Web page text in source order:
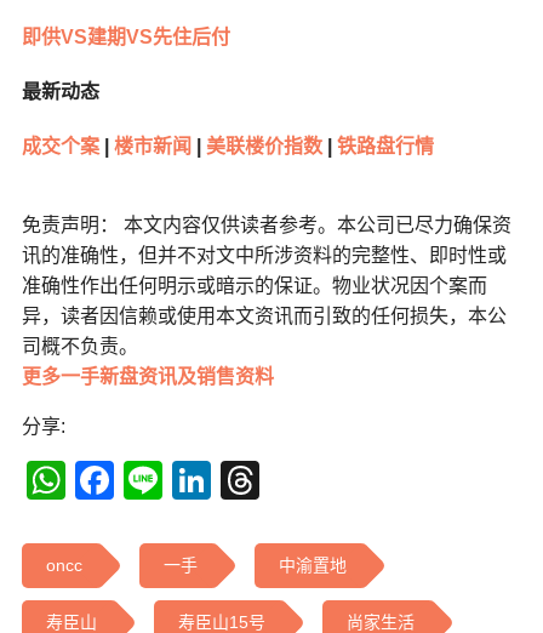
即供VS建期VS先住后付
最新动态
成交个案| 楼市新闻 美联楼价指数| 铁路盘行情
免责声明： 本文内容仅供读者参考。本公司已尽力确保资
讯的准确性，但并不对文中所涉资料的完整性、即时性或
准确性作出任何明示或暗示的保证。物业状况因个案而
异，读者因信赖或使用本文资讯而引致的任何损失，本公
司概不负责。
更多一手新盘资讯及销售资料
分享:
WhatsApp
Facebook
LineLinkedIn
oncc 一手 中渝置地
寿臣山 寿臣山15号 尚家生活